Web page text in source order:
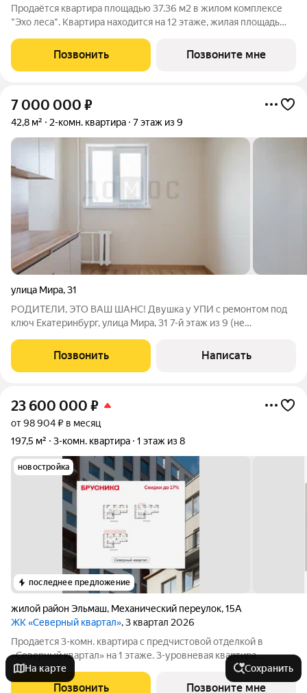
Продаётся квартира площадью 37.36 м2 в жилом комплексе
"Эхо леса". Квартира находится на 12 этаже, жилая площадь
особенностей планировки изолированные комнаты с окнами
на одну сторону, 1
Позвонить Позвоните мне
7 000 000 ₽
42,8 м² 2-комн. квартира 7 этаж из 9
улица Мира,31
РОДИТЕЛИ, ЭТО ВАШ ШАНС! Двушка у УПИ с ремонтом под
ключ Екатеринбург, улица Мира, 31 7-й этаж из 9 (не
въезжай и живи! Что сделано? Переделана вся электрика
Стяжка полов, уложен ламинат
Позвонить Написать
23 600 000 ₽
от 98 904 ₽ в месяц
197,5 м²
3-комн. квартира 1 этаж из 8
новостройка
последнее предложение
жилой район Эльмаш, Механический переулок,15А
ЖК «Северный квартал», 3 квартал 2026
Продается 3-комн. квартира с предчистовой отделкой в
«Северный квартал» на 1 этаже. 3-уровневая квартира,
большая площадь и простор для воплощения дизайнерских
идей. Общая площадь: 197.48 кв.м., жилая: 80.3 кв.м., площадь
Позвонить Позвоните мне
На карте Сохранить